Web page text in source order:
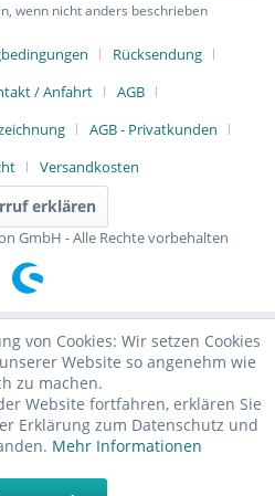
wenn nicht anders beschrieben
Rücksendung
/ Anfahrt
AGB
AGB - Privatkunden
Versandkosten
erklären
GmbH - Alle Rechte vorbehalten
von Cookies: Wir setzen Cookies
Website so angenehm wie
zu machen.
Website fortfahren, erklären Sie
Erklärung zum Datenschutz und
Mehr Informationen